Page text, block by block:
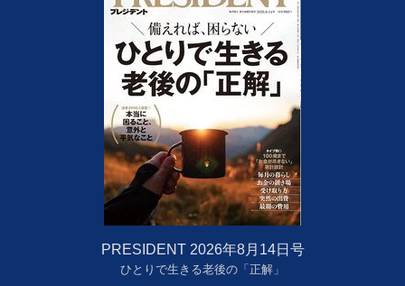
PRESIDENT 2026年8月14日号
ひとりで生きる老後の「正解」